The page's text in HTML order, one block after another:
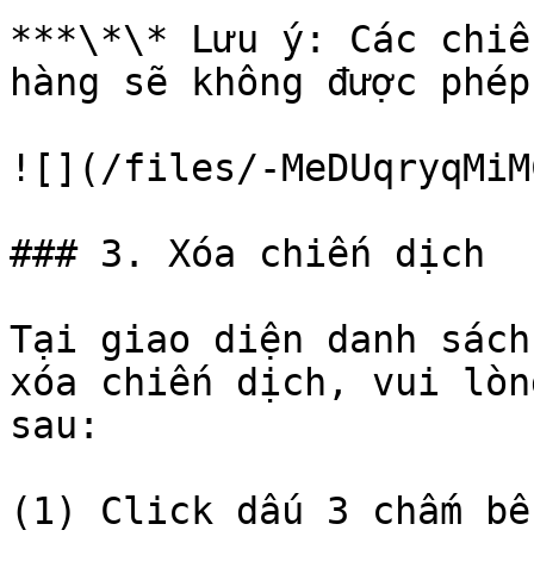
***\*\* Lưu ý: Các
hàng sẽ không được
![](/files/-
### 3. Xóa chiến dịch
Tại giao diện danh
xóa chiến dịch, vui
sau:
(1) Click dấu 3 chấm